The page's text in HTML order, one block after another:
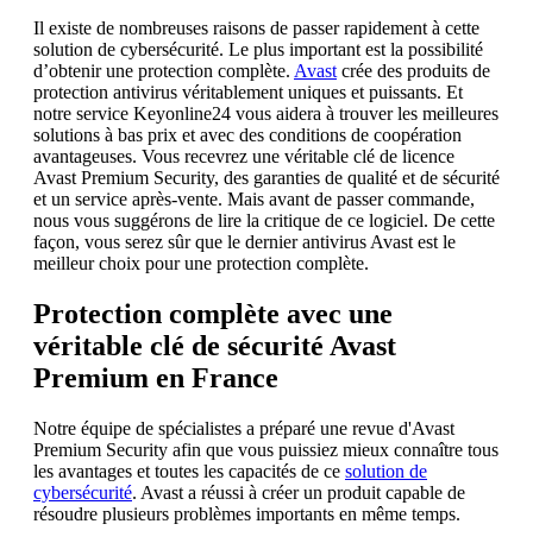
Il existe de nombreuses raisons de passer rapidement à cette
solution de cybersécurité. Le plus important est la possibilité
d’obtenir une protection complète. Avast crée des produits de
protection antivirus véritablement uniques et puissants. Et
notre service Keyonline24 vous aidera à trouver les meilleures
solutions à bas prix et avec des conditions de coopération
avantageuses. Vous recevrez une véritable clé de licence
Avast Premium Security, des garanties de qualité et de sécurité
et un service après-vente. Mais avant de passer commande,
nous vous suggérons de lire la critique de ce logiciel. De cette
façon, vous serez sûr que le dernier antivirus Avast est le
meilleur choix pour une protection complète.
Protection complète avec une
véritable clé de sécurité Avast
Premium en France
Notre équipe de spécialistes a préparé une revue d'Avast
Premium Security afin que vous puissiez mieux connaître tous
les avantages et toutes les capacités de ce solution de
cybersécurité. Avast a réussi à créer un produit capable de
résoudre plusieurs problèmes importants en même temps.